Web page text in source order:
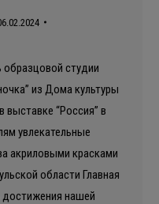
образцовой студии
из Дома культуры
выставке “Россия” в
увлекательные
акриловыми красками
области Главная
достижения нашей